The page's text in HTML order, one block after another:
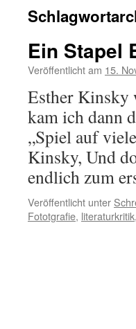
Ein Stapel
Veröffentlicht am 15.
Esther Kinsky
kam ich dann
„Spiel auf
Kinsky, Und
endlich zum
Veröffentlicht unter
Fototgrafie, literaturkritik,